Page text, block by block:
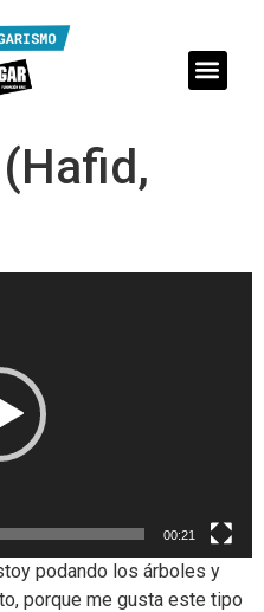
00:21
podando los árboles y
porque me gusta este tipo